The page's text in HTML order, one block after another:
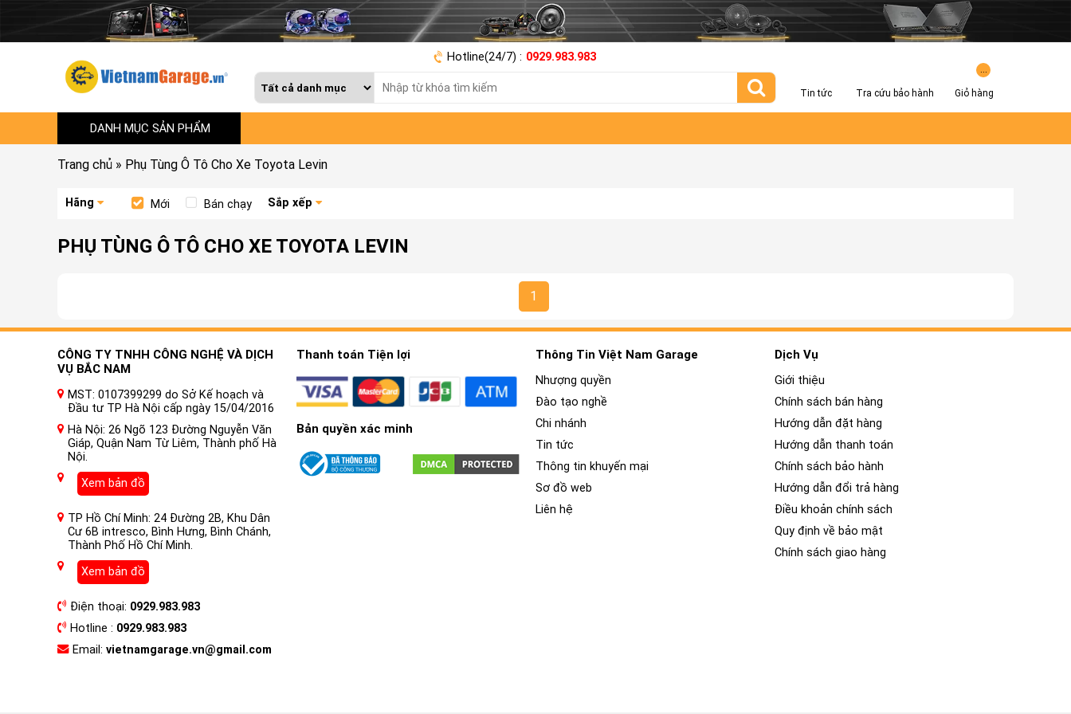
Hotline(24/7) : 0929.983.983
Tin tức Tra cứu bảo hành Giỏ hàng
DANH MỤC SẢN PHẨM
Trang chủ » Phụ Tùng Ô Tô Cho Xe Toyota Levin
Hãng Mới Bán chạy Sắp xếp
PHỤ TÙNG Ô TÔ CHO XE TOYOTA LEVIN
1
CÔNG TY TNHH CÔNG NGHỆ VÀ DỊCH
VỤ BẮC NAM
MST: 0107399299 do Sở Kế hoạch và
Đầu tư TP Hà Nội cấp ngày 15/04/2016
Hà Nội: 26 Ngõ 123 Đường Nguyễn Văn
Giáp, Quận Nam Từ Liêm, Thành phố Hà
Nội.
Xem bản đồ
TP Hồ Chí Minh: 24 Đường 2B, Khu Dân
Cư 6B intresco, Bình Hưng, Bình Chánh,
Thành Phố Hồ Chí Minh.
Xem bản đồ
Điện thoại: 0929.983.983
Hotline : 0929.983.983
Email: vietnamgarage.vn@gmail.com
Thanh toán Tiện lợi
Bản quyền xác minh
Thông Tin Việt Nam Garage
Nhượng quyền
Đào tạo nghề
Chi nhánh
Tin tức
Thông tin khuyến mại
Sơ đồ web
Liên hệ
Dịch Vụ
Giới thiệu
Chính sách bán hàng
Hướng dẫn đặt hàng
Hướng dẫn thanh toán
Chính sách bảo hành
Hướng dẫn đổi trả hàng
Điều khoản chính sách
Quy định về bảo mật
Chính sách giao hàng